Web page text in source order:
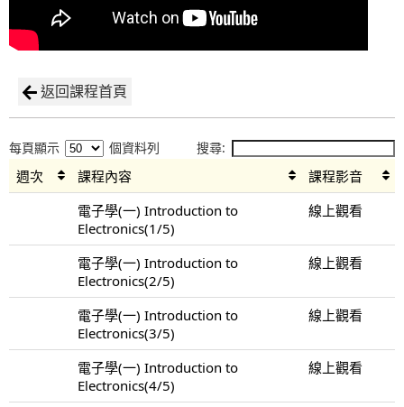
返回課程首頁
每頁顯示 個資料列 搜尋:
週次 課程內容
課程影音
電子學(一) Introduction to
Electronics(1/5)
線上觀看
電子學(一) Introduction to
Electronics(2/5)
線上觀看
電子學(一) Introduction to
Electronics(3/5)
線上觀看
電子學(一) Introduction to
Electronics(4/5)
線上觀看